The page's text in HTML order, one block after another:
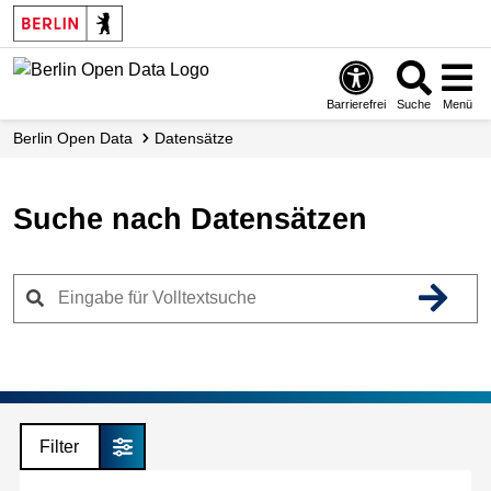
Skip
to
main
Barrierefrei Suche Menü
Berlin Open Data Datensätze
Suche nach Datensätzen
Filter